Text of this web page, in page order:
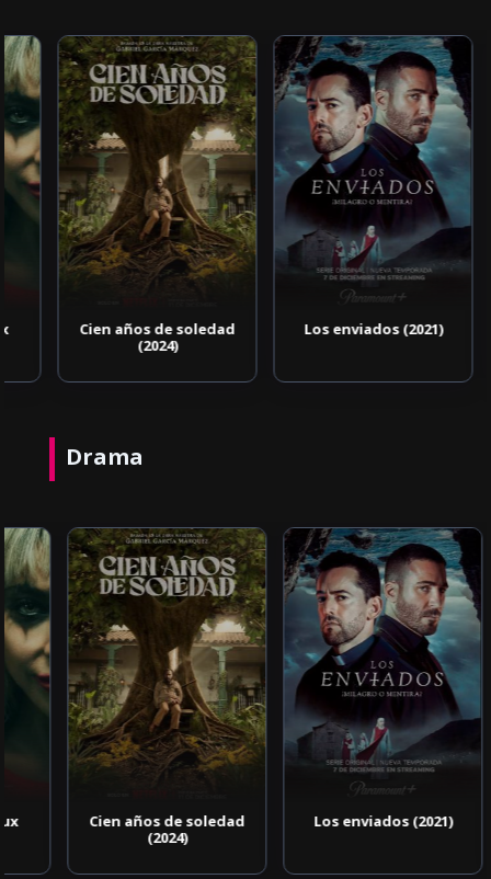
Cien años de soledad
(2024)
Los enviados (2021)
Drama
Cien años de soledad
(2024)
Los enviados (2021)